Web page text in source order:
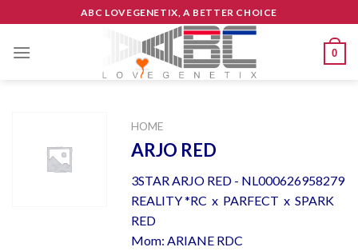
to
content
ABC LOVEGENETIX, A BETTER CHOICE
0
HOME
ARJO RED
3STAR ARJO RED - NL000626958279
REALITY *RC x PARFECT x SPARK
RED
Mom: ARIANE RDC